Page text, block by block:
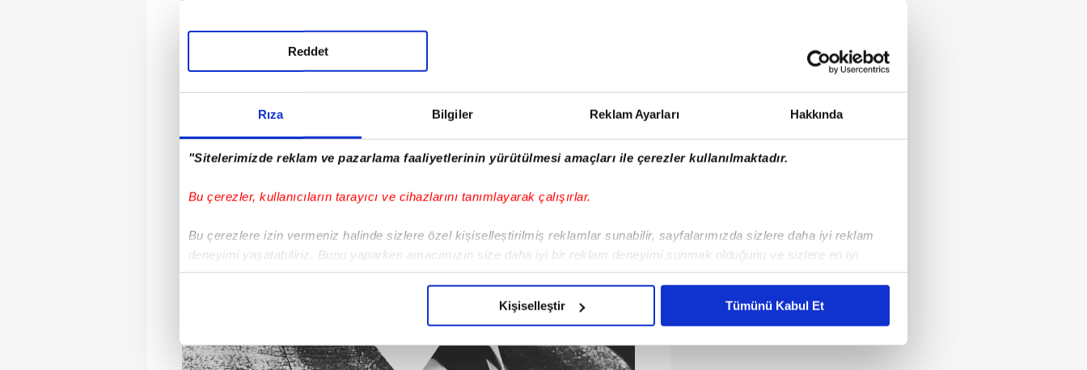
Rıza Bilgiler Reklam Ayarları Hakkında
"Sitelerimizde reklam ve pazarlama faaliyetlerinin yürütülmesi amaçları ile çerezler kullanılmaktadır.
Bu çerezler, kullanıcıların tarayıcı ve cihazlarını tanımlayarak çalışırlar.
Bu çerezlere izin vermeniz halinde sizlere özel kişiselleştirilmiş reklamlar sunabilir, sayfalarımızda sizlere daha iyi reklam
deneyimi yaşatabiliriz. Bunu yaparken amacımızın size daha iyi bir reklam deneyimi sunmak olduğunu ve sizlere en iyi
içerikleri sunabilmek adına elimizden gelen çabayı gösterdiğimizi ve bu noktada, reklamların maliyetlerimizi karşılamak
Reddet
Kişiselleştir Tümünü Kabul Et